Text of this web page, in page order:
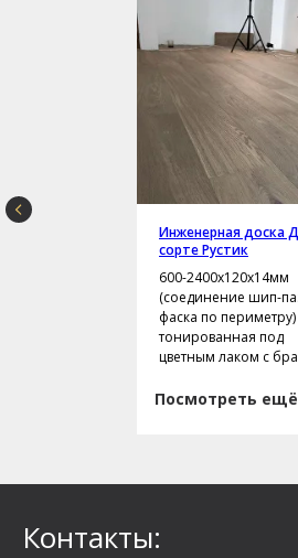
Инженерная доска
сорте Рустик
600-2400х120х14мм
(соединение шип-
фаска по периметру)
тонированная под
цветным лаком с
Посмотреть ещё
Контакты: